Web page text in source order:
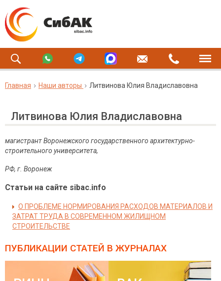
Главная Наши авторы Литвинова Юлия Владиславовна
Литвинова Юлия Владиславовна
магистрант Воронежского государственного архитектурно-
строительного университета,
РФ, г Воронеж
Статьи на сайте sibac.info
О ПРОБЛЕМЕ НОРМИРОВАНИЯ РАСХОДОВ МАТЕРИАЛОВ И
ЗАТРАТ ТРУДА В СОВРЕМЕННОМ ЖИЛИЩНОМ
СТРОИТЕЛЬСТВЕ
ПУБЛИКАЦИИ СТАТЕЙ В ЖУРНАЛАХ